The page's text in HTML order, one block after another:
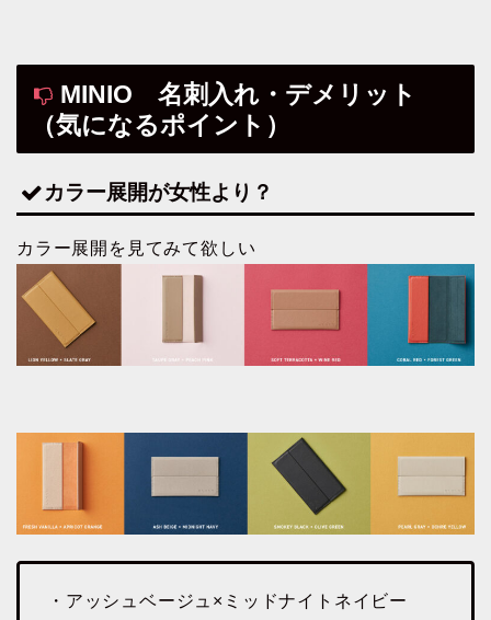
MINIO 名刺入れ・デメリット
（気になるポイント）
カラー展開が女性より？
カラー展開を見てみて欲しい
・アッシュベージュ×ミッドナイトネイビー